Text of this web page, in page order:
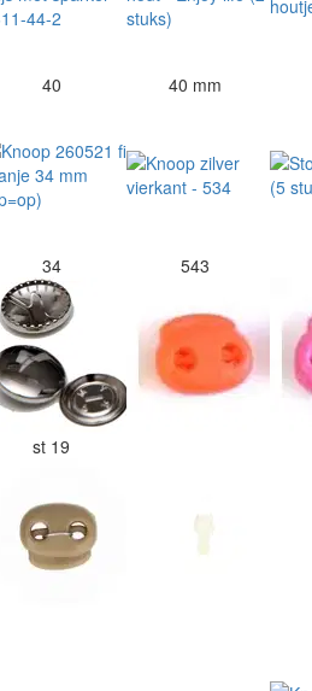
40 40 mm
34 543
st 19